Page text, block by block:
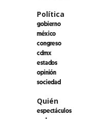
Política
gobierno
méxico
congreso
cdmx
estados
opinión
sociedad
Quién
espectáculos